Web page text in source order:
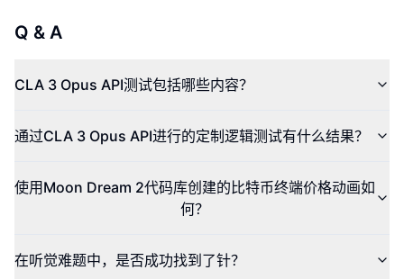
Q & A
CLA 3 Opus API测试包括哪些内容？
通过CLA 3 Opus API进行的定制逻辑测试有什么结果？
使用Moon Dream 2代码库创建的比特币终端价格动画如
何？
在听觉难题中，是否成功找到了针？